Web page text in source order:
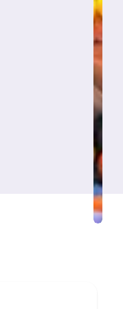
und
entwickelt.